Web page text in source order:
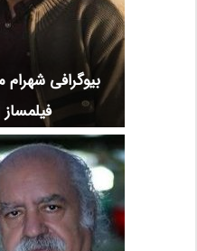
بیوگرافی
فیلمساز